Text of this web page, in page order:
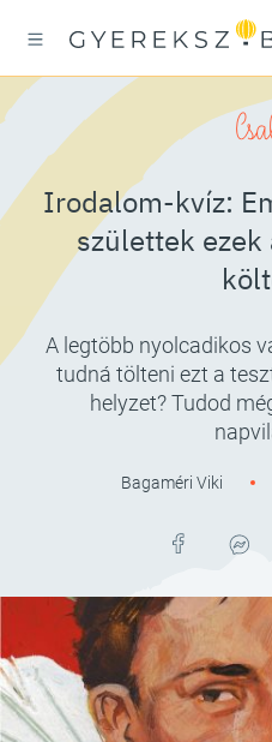
Irodalom-kvíz:
születtek
A legtöbb nyolcadikos
tudná tölteni ezt a
helyzet? Tudod
Bagaméri Viki